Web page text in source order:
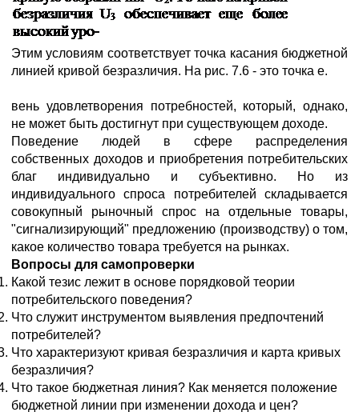
Этим условиям соответствует точка касания бюджетной
линией кривой безразличия. На рис. 7.6 - это точка е.
вень удовлетворения потребностей, который, однако,
не может быть достигнут при существующем доходе.
Поведение людей в сфере распределения
собственных доходов и приобретения потребительских
благ индивидуально и субъективно. Но из
индивидуального спроса потребителей складывается
совокупный рыночный спрос на отдельные товары,
"сигнализирующий" предложению (производству) о том,
какое количество товара требуется на рынках.
Вопросы для самопроверки
Какой тезис лежит в основе порядковой теории
потребительского поведения?
Что служит инструментом выявления предпочтений
потребителей?
Что характеризуют кривая безразличия и карта кривых
безразличия?
Что такое бюджетная линия? Как меняется положение
бюджетной линии при изменении дохода и цен?